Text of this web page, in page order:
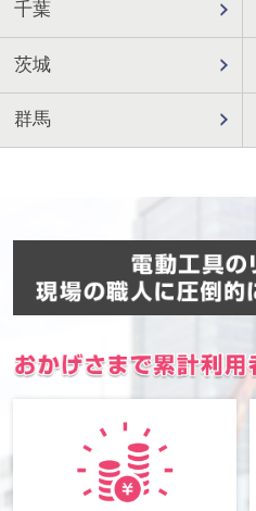
千葉
茨城
群馬